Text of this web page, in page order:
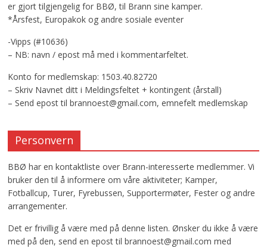
er gjort tilgjengelig for BBØ, til Brann sine kamper.
*Årsfest, Europakok og andre sosiale eventer
-Vipps (#10636)
– NB: navn / epost må med i kommentarfeltet.
Konto for medlemskap: 1503.40.82720
– Skriv Navnet ditt i Meldingsfeltet + kontingent (årstall)
– Send epost til brannoest@gmail.com, emnefelt medlemskap
Personvern
BBØ har en kontaktliste over Brann-interesserte medlemmer. Vi
bruker den til å informere om våre aktiviteter; Kamper,
Fotballcup, Turer, Fyrebussen, Supportermøter, Fester og andre
arrangementer.
Det er frivillig å være med på denne listen. Ønsker du ikke å være
med på den, send en epost til brannoest@gmail.com med